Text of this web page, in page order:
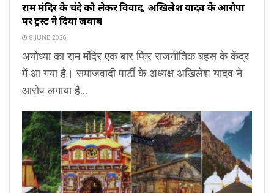
राम मंदिर के चंदे को लेकर विवाद, अखिलेश यादव के आरोपों
पर ट्रस्ट ने दिया जवाब
8 JUNE 2026
अयोध्या का राम मंदिर एक बार फिर राजनीतिक बहस के केंद्र
में आ गया है। समाजवादी पार्टी के अध्यक्ष अखिलेश यादव ने
आरोप लगाया है...